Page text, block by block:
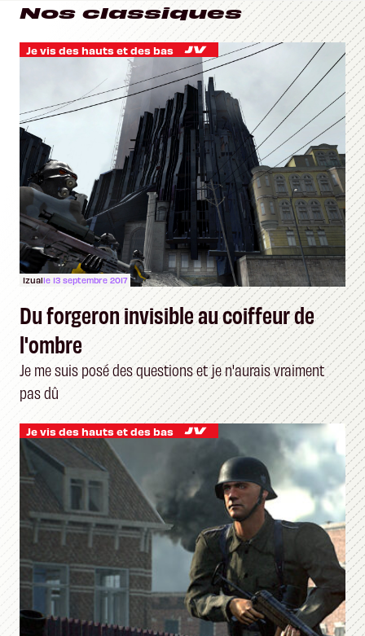
Nos classiques
Je vis des hauts et des bas
Izualle 13 septembre 2017
Du forgeron invisible au coiffeur de
l'ombre
Je me suis posé des questions et je n'aurais vraiment
pas dû
Je vis des hauts et des bas